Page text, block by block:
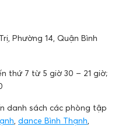
Phường 14, Quận Bình
thứ 7 từ 5 giờ 30 – 21 giờ;
danh sách các phòng tập
dance Bình Thạnh